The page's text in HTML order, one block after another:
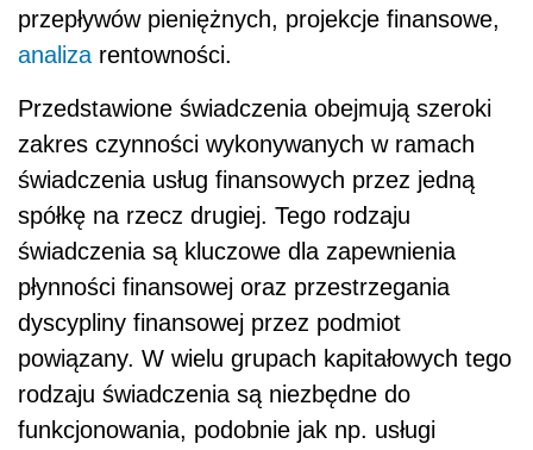
przepływów pieniężnych, projekcje finansowe,
analiza rentowności.
Przedstawione świadczenia obejmują szeroki
zakres czynności wykonywanych w ramach
świadczenia usług finansowych przez jedną
spółkę na rzecz drugiej. Tego rodzaju
świadczenia są kluczowe dla zapewnienia
płynności finansowej oraz przestrzegania
dyscypliny finansowej przez podmiot
powiązany. W wielu grupach kapitałowych tego
rodzaju świadczenia są niezbędne do
funkcjonowania, podobnie jak np. usługi